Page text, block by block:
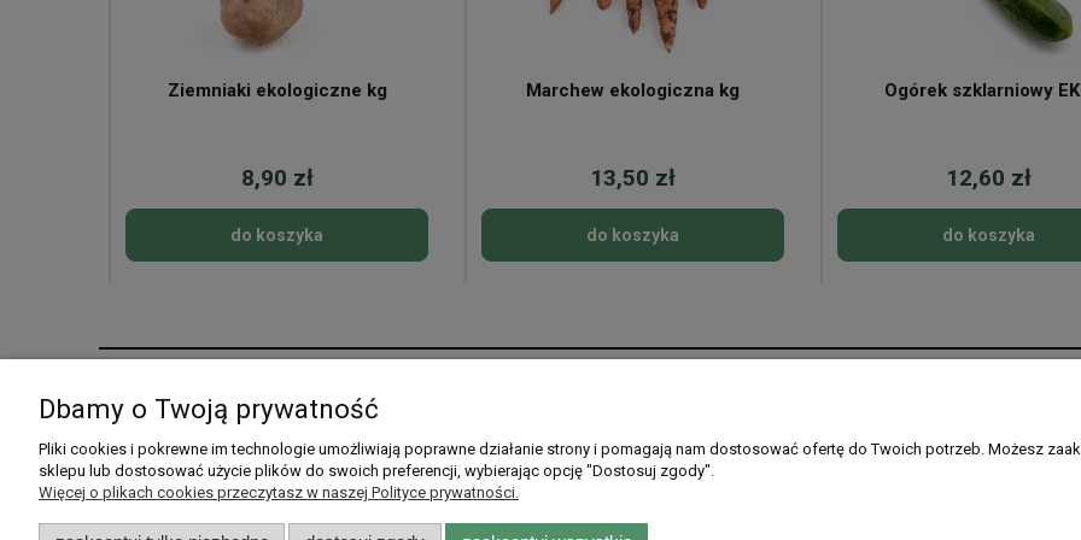
Ziemniaki ekologiczne kg
8,90 zł
do koszyka
Marchew ekologiczna kg
13,50 zł
do koszyka
Ogórek szklarniowy
12,60 zł
do koszyka
Pomoc
Pytania i odpowiedzi
Listy zakupowe
Twoje zamówienia
Ustawienia konta
Przechowalnia
Formy płatności
Gdzie dostarczamy
Regulamin sklepu
Dbamy o Twoją prywatność
Pliki cookies i pokrewne im technologie umożliwiają poprawne działanie strony i pomagają nam dostosować ofertę do Twoich potrzeb. Możesz
sklepu lub dostosować użycie plików do swoich preferencji, wybierając opcję "Dostosuj zgody".
Więcej o plikach cookies przeczytasz w naszej Polityce prywatności.